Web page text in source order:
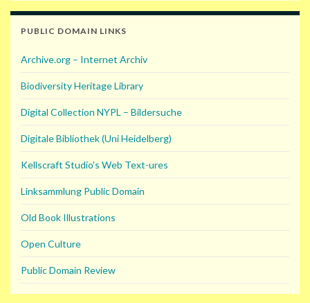
PUBLIC DOMAIN LINKS
Archive.org – Internet Archiv
Biodiversity Heritage Library
Digital Collection NYPL – Bildersuche
Digitale Bibliothek (Uni Heidelberg)
Kellscraft Studio's Web Text-ures
Linksammlung Public Domain
Old Book Illustrations
Open Culture
Public Domain Review